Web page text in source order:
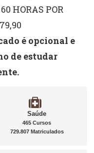
HORAS POR
é opcional e
de estudar
Saúde
465 Cursos
729.807 Matriculados